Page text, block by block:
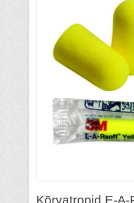
Kõrvatropid E-A-